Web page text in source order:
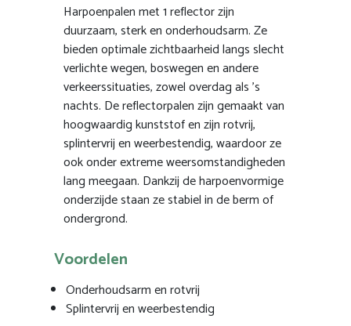
Harpoenpalen met 1 reflector zijn
duurzaam, sterk en onderhoudsarm. Ze
bieden optimale zichtbaarheid langs slecht
verlichte wegen, boswegen en andere
verkeerssituaties, zowel overdag als ’s
nachts. De reflectorpalen zijn gemaakt van
hoogwaardig kunststof en zijn rotvrij,
splintervrij en weerbestendig, waardoor ze
ook onder extreme weersomstandigheden
lang meegaan. Dankzij de harpoenvormige
onderzijde staan ze stabiel in de berm of
ondergrond.
Voordelen
Onderhoudsarm en rotvrij
Splintervrij en weerbestendig